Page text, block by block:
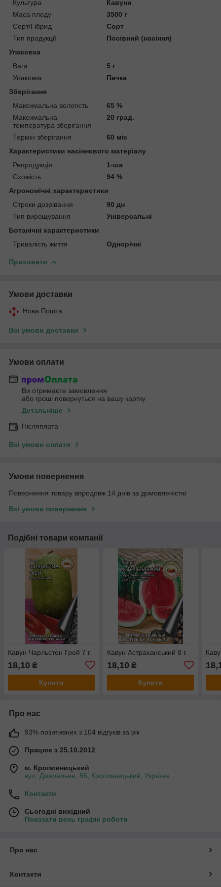
Культура
Кавуни
Маса плоду
3500 г
Сорт/Гібрид
Сорт
Тип продукції
Посівний (насіння)
Упаковка
Вага
5 г
Упаковка
Пачка
Зберігання
Максимальна вологість
65 %
Максимальна
температура зберігання
20 град.
Термін зберігання
60 міс
Характеристики насіннєвого матеріалу
Репродукція
1-ша
Схожість
94 %
Агрономічні характеристики
Строки дозрівання
90 дн
Тип вирощування
Універсальні
Ботанічні характеристики
Тривалість життя
Однорічні
Приховати
Умови доставки
Нова Пошта
Всі умови доставки
Умови оплати
Ви отримаєте замовлення
або гроші повернуться на вашу картку
Детальніше
Післяплата
Всі умови оплати
Умови повернення
Повернення товару впродовж 14 днів за домовленістю
Всі умови повернення
Подібні товари компанії
Кавун Чарльстон Грей 7 г.
18,10 ₴
Купити
Кавун Астраханський 8 г.
18,10 ₴
Купити
Про нас
93% позитивних з 104 відгуків за рік
Працює з 25.10.2012
м. Кропивницький
вул. Джерельна, 86, Кропивницький, Україна
Контакти
Сьогодні вихідний
Показати весь графік роботи
Про нас
Контакти